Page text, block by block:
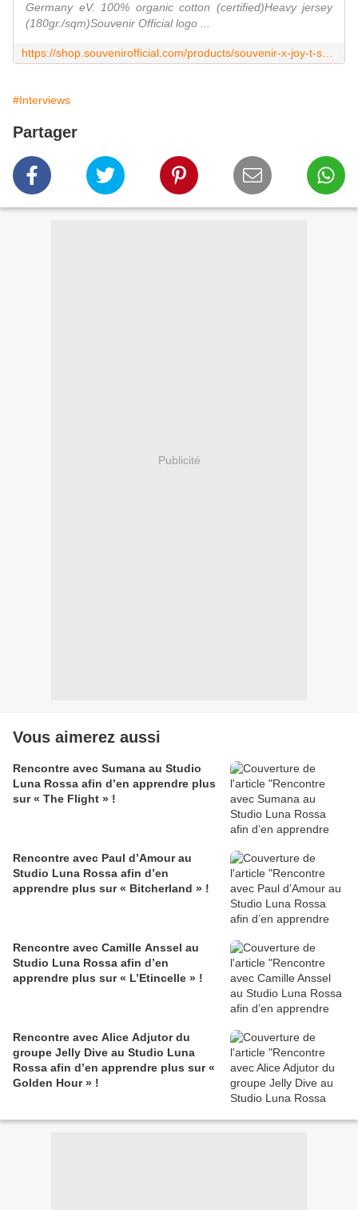
Germany eV. 100% organic cotton (certified)Heavy jersey
(180gr./sqm)Souvenir Official logo ...
#Interviews
Partager
Publicité
Vous aimerez aussi
Rencontre avec Sumana au Studio
Luna Rossa afin d’en apprendre plus
sur « The Flight » !
Rencontre avec Paul d’Amour au
Studio Luna Rossa afin d’en
apprendre plus sur « Bitcherland » !
Rencontre avec Camille Anssel au
Studio Luna Rossa afin d’en
apprendre plus sur « L’Etincelle » !
Rencontre avec Alice Adjutor du
groupe Jelly Dive au Studio Luna
Rossa afin d’en apprendre plus sur «
Golden Hour » !